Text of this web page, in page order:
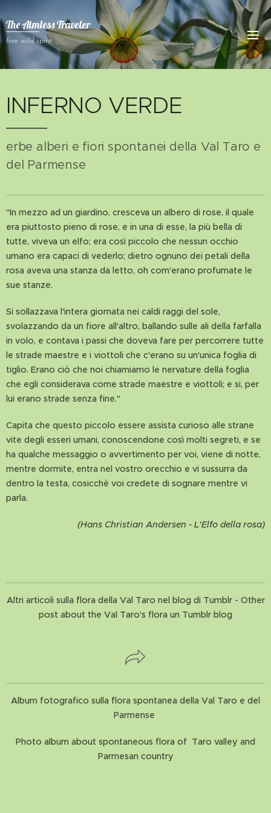
The Aimless Traveler
free wild spirit
INFERNO VERDE
erbe alberi e fiori spontanei della Val Taro e
del Parmense
"In mezzo ad un giardino, cresceva un albero di rose, il quale
era piuttosto pieno di rose, e in una di esse, la più bella di
tutte, viveva un elfo; era così piccolo che nessun occhio
umano era capaci di vederlo; dietro ognuno dei petali della
rosa aveva una stanza da letto, oh com'erano profumate le
sue stanze.
Si sollazzava l'intera giornata nei caldi raggi del sole,
svolazzando da un fiore all'altro, ballando sulle ali della farfalla
in volo, e contava i passi che doveva fare per percorrere tutte
le strade maestre e i viottoli che c'erano su un'unica foglia di
tiglio. Erano ciò che noi chiamiamo le nervature della foglia
che egli considerava come strade maestre e viottoli; e si, per
lui erano strade senza fine."
Capita che questo piccolo essere assista curioso alle strane
vite degli esseri umani, conoscendone così molti segreti, e se
ha qualche messaggio o avvertimento per voi, viene di notte,
mentre dormite, entra nel vostro orecchio e vi sussurra da
dentro la testa, cosicchè voi credete di sognare mentre vi
parla.
(Hans Christian Andersen - L'Elfo della rosa)
Altri articoli sulla flora della Val Taro nel blog di Tumblr - Other
post about the Val Taro's flora un Tumblr blog
Album fotografico sulla flora spontanea della Val Taro e del
Parmense
Photo album about spontaneous flora of Taro valley and
Parmesan country